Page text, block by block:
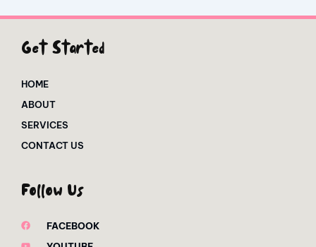
Get Started
HOME
ABOUT
SERVICES
CONTACT US
Follow Us
FACEBOOK